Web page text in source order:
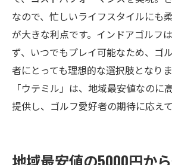
なので、忙しいライフスタイルにも
が大きな利点です。インドアゴルフ
ず、いつでもプレイ可能なため、ゴ
者にとっても理想的な選択肢となり
「ウテミル」は、地域最安値なのに
提供し、ゴルフ愛好者の期待に応えて
地域最安値の5000円か